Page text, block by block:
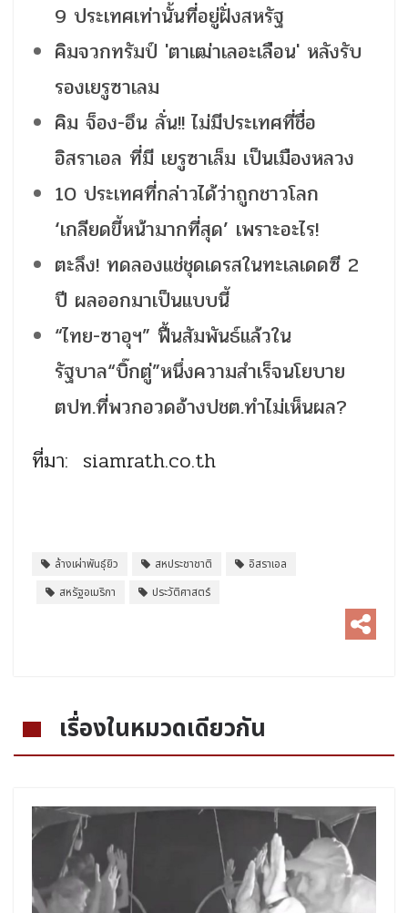
9 ประเทศเท่านั้นที่อยู่ฝั่งสหรัฐ
คิมจวกทรัมป์ 'ตาเฒ่าเลอะเลือน' หลังรับ
รองเยรูซาเลม
คิม จ็อง-อึน ลั่น!! ไม่มีประเทศที่ชื่อ
อิสราเอล ที่มี เยรูซาเล็ม เป็นเมืองหลวง
10 ประเทศที่กล่าวได้ว่าถูกชาวโลก
‘เกลียดขี้หน้ามากที่สุด’ เพราะอะไร!
ตะลึง! ทดลองแช่ชุดเดรสในทะเลเดดซี 2
ปี ผลออกมาเป็นแบบนี้
“ไทย-ซาอุฯ” ฟื้นสัมพันธ์แล้วใน
รัฐบาล“บิ๊กตู่”หนึ่งความสำเร็จนโยบาย
ตปท.ที่พวกอวดอ้างปชต.ทำไม่เห็นผล?
ที่มา: siamrath.co.th
ล้างเผ่าพันธุ์ยิว สหประชาชาติ
อิสราเอล
สหรัฐอเมริกา
ประวัติศาสตร์
เรื่องในหมวดเดียวกัน